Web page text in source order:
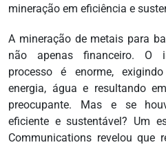
mineração em eficiência e
A mineração de metais para
não apenas financeiro. O
processo é enorme,
energia, água e resultando
preocupante. Mas e se
eficiente e sustentável? Um
Communications revelou que